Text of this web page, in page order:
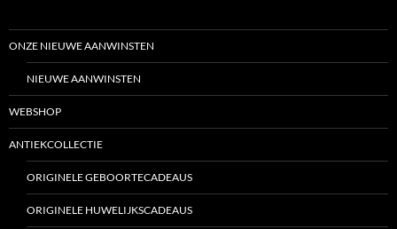
ONZE NIEUWE AANWINSTEN
NIEUWE AANWINSTEN
WEBSHOP
ANTIEKCOLLECTIE
ORIGINELE GEBOORTECADEAUS
ORIGINELE HUWELIJKSCADEAUS